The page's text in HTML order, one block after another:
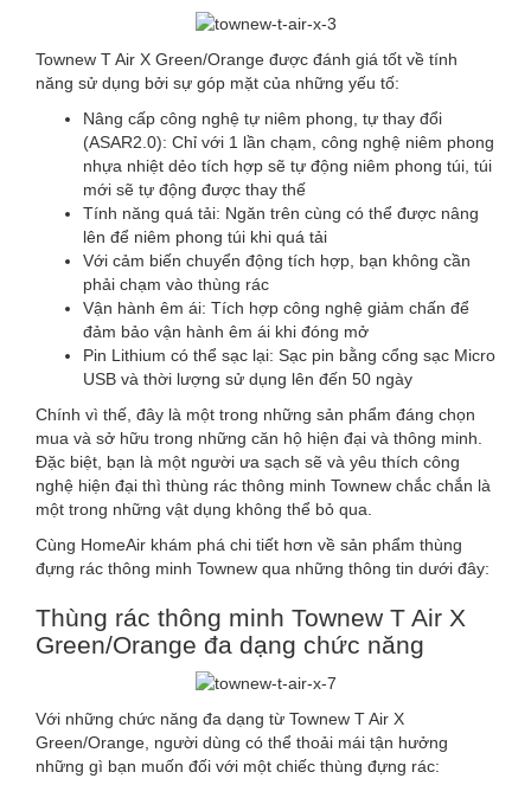
Townew T Air X Green/Orange được đánh giá tốt về tính
năng sử dụng bởi sự góp mặt của những yếu tố:
Nâng cấp công nghệ tự niêm phong, tự thay đổi
(ASAR2.0): Chỉ với 1 lần chạm, công nghệ niêm phong
nhựa nhiệt dẻo tích hợp sẽ tự động niêm phong túi, túi
mới sẽ tự động được thay thế
Tính năng quá tải: Ngăn trên cùng có thể được nâng
lên để niêm phong túi khi quá tải
Với cảm biến chuyển động tích hợp, bạn không cần
phải chạm vào thùng rác
Vận hành êm ái: Tích hợp công nghệ giảm chấn để
đảm bảo vận hành êm ái khi đóng mở
Pin Lithium có thể sạc lại: Sạc pin bằng cổng sạc Micro
USB và thời lượng sử dụng lên đến 50 ngày
Chính vì thế, đây là một trong những sản phẩm đáng chọn
mua và sở hữu trong những căn hộ hiện đại và thông minh.
Đặc biệt, bạn là một người ưa sạch sẽ và yêu thích công
nghệ hiện đại thì thùng rác thông minh Townew chắc chắn là
một trong những vật dụng không thể bỏ qua.
Cùng HomeAir khám phá chi tiết hơn về sản phẩm thùng
đựng rác thông minh Townew qua những thông tin dưới đây:
Thùng rác thông minh Townew T Air X
Green/Orange đa dạng chức năng
Với những chức năng đa dạng từ Townew T Air X
Green/Orange, người dùng có thể thoải mái tận hưởng
những gì bạn muốn đối với một chiếc thùng đựng rác: